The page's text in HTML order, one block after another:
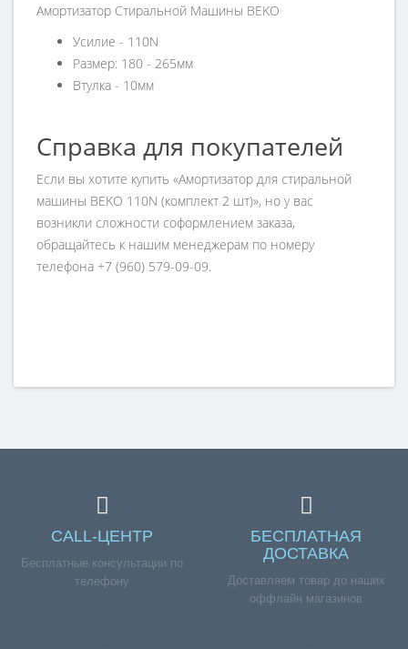
Амортизатор Стиральной Машины BEKO
Усилие - 110N
Размер: 180 - 265мм
Втулка - 10мм
Справка для покупателей
Если вы хотите купить «Амортизатор для стиральной
машины BEKO 110N (комплект 2 шт)», но у вас
возникли сложности соформлением заказа,
обращайтесь к нашим менеджерам по номеру
телефона +7 (960) 579-09-09.
CALL-ЦЕНТР
Бесплатные консультации по
телефону
БЕСПЛАТНАЯ
ДОСТАВКА
Доставляем товар до наших
оффлайн магазинов